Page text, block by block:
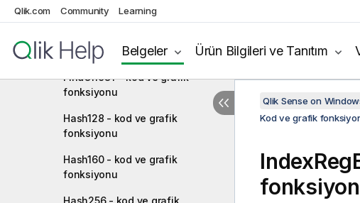
Qlik.com Community Learning
Belgeler Ürün Bilgileri ve Tanıtım
fonksiyonu
grafik fonksiyonu
FindOneOf - kod ve grafik
fonksiyonu
Hash128 - kod ve grafik
fonksiyonu
Hash160 - kod ve grafik
fonksiyonu
Hash256 - kod ve grafik
Qlik Sense on
Kod ve grafik